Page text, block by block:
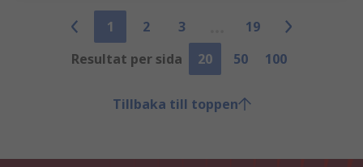
1 2 3
19
Resultat per sida
20 50 100
Tillbaka till toppen